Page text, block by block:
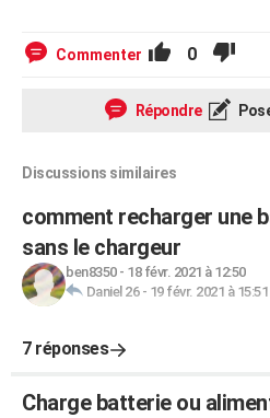
Commenter 0
Répondre
Discussions similaires
comment recharger une
sans le chargeur
ben8350- 18 févr. 2021 à 12:50
Daniel 26- 19 févr. 2021 à 15:51
7 réponses
Charge batterie ou